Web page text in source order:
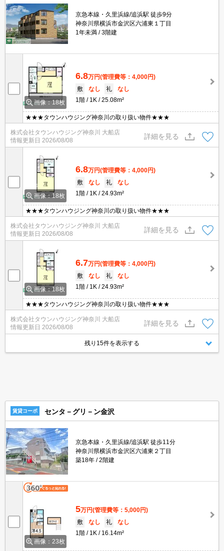
京急本線・久里浜線/追浜駅 徒歩9分
神奈川県横浜市金沢区六浦東１丁目
1年未満
3階建
画像：18枚
6.8万円(管理費等：4,000円)
敷
なし 礼
なし
1階
1K 25.08m²
★★★タウンハウジング神奈川の取り扱い物件★★★
株式会社タウンハウジング神奈川 大船店
情報更新日 2026/08/08
詳細を見る
画像：18枚
6.8万円(管理費等：4,000円)
敷
なし 礼
なし
1階
1K 24.93m²
★★★タウンハウジング神奈川の取り扱い物件★★★
株式会社タウンハウジング神奈川 大船店
情報更新日 2026/08/08
詳細を見る
画像：18枚
6.7万円(管理費等：4,000円)
敷
なし 礼
なし
1階
1K 24.93m²
★★★タウンハウジング神奈川の取り扱い物件★★★
株式会社タウンハウジング神奈川 大船店
情報更新日 2026/08/08
詳細を見る
残り15件を表示する
賃貸コーポ センタ－グリ－ン金沢
京急本線・久里浜線/追浜駅 徒歩11分
神奈川県横浜市金沢区六浦東２丁目
築18年
2階建
画像：23枚
5万円(管理費等：5,000円)
敷
なし 礼
なし
1階
1K 16.14m²